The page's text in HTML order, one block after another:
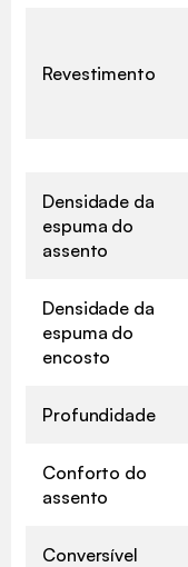
Revestimento
Densidade da
espuma do
assento
Densidade da
espuma do
encosto
Profundidade
Conforto do
assento
Conversível